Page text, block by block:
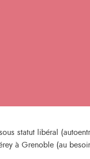
statut libéral
à Grenoble (au